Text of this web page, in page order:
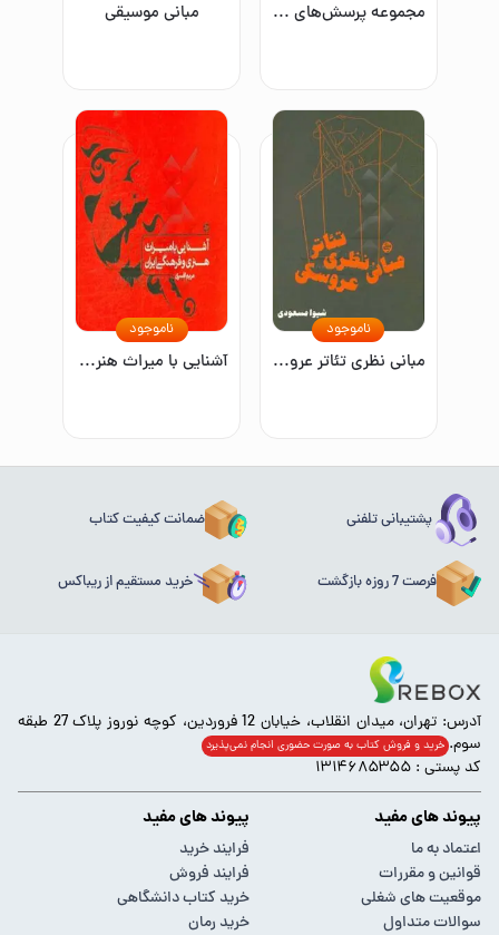
مجموعه پرسش‌های خلاقیت تصویری مبانی موسیقی
مبانی نظری تئاتر عروسکی
ناموجود
آشنایی با میراث هنری و فرهنگی ایران
ناموجود
پشتیبانی تلفنی ضمانت کیفیت کتاب
فرصت 7 روزه بازگشت خرید مستقیم از ریباکس
آدرس: تهران، میدان انقلاب، خیابان 12 فروردین، کوچه نوروز پلاک 27 طبقه
سوم. خرید و فروش کتاب به صورت حضوری انجام‌ نمی‌پذیرد
کد پستی : ۱۳۱۴۶۸۵۳۵۵
پیوند های مفید
اعتماد به ما
قوانین و مقررات
موقعیت های شغلی
سوالات متداول
پیوند های مفید
فرایند خرید
فرایند فروش
خرید کتاب دانشگاهی
خرید رمان